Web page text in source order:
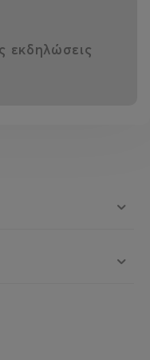
εκδηλώσεις